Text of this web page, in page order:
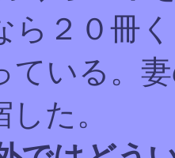
ら２０冊
ている。
た。